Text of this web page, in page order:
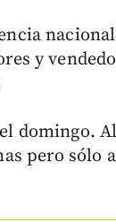
y
domingo.
pero sólo